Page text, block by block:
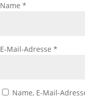
Name *
E-Mail-Adresse *
Name, E-Mail-